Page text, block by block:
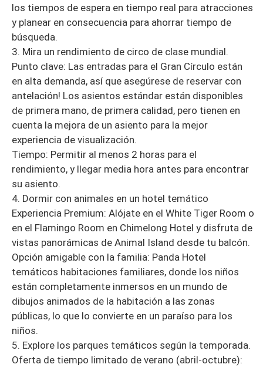
los tiempos de espera en tiempo real para atracciones
y planear en consecuencia para ahorrar tiempo de
búsqueda.
3. Mira un rendimiento de circo de clase mundial.
Punto clave: Las entradas para el Gran Círculo están
en alta demanda, así que asegúrese de reservar con
antelación! Los asientos estándar están disponibles
de primera mano, de primera calidad, pero tienen en
cuenta la mejora de un asiento para la mejor
experiencia de visualización.
Tiempo: Permitir al menos 2 horas para el
rendimiento, y llegar media hora antes para encontrar
su asiento.
4. Dormir con animales en un hotel temático
Experiencia Premium: Alójate en el White Tiger Room o
en el Flamingo Room en Chimelong Hotel y disfruta de
vistas panorámicas de Animal Island desde tu balcón.
Opción amigable con la familia: Panda Hotel
temáticos habitaciones familiares, donde los niños
están completamente inmersos en un mundo de
dibujos animados de la habitación a las zonas
públicas, lo que lo convierte en un paraíso para los
niños.
5. Explore los parques temáticos según la temporada.
Oferta de tiempo limitado de verano (abril-octubre):